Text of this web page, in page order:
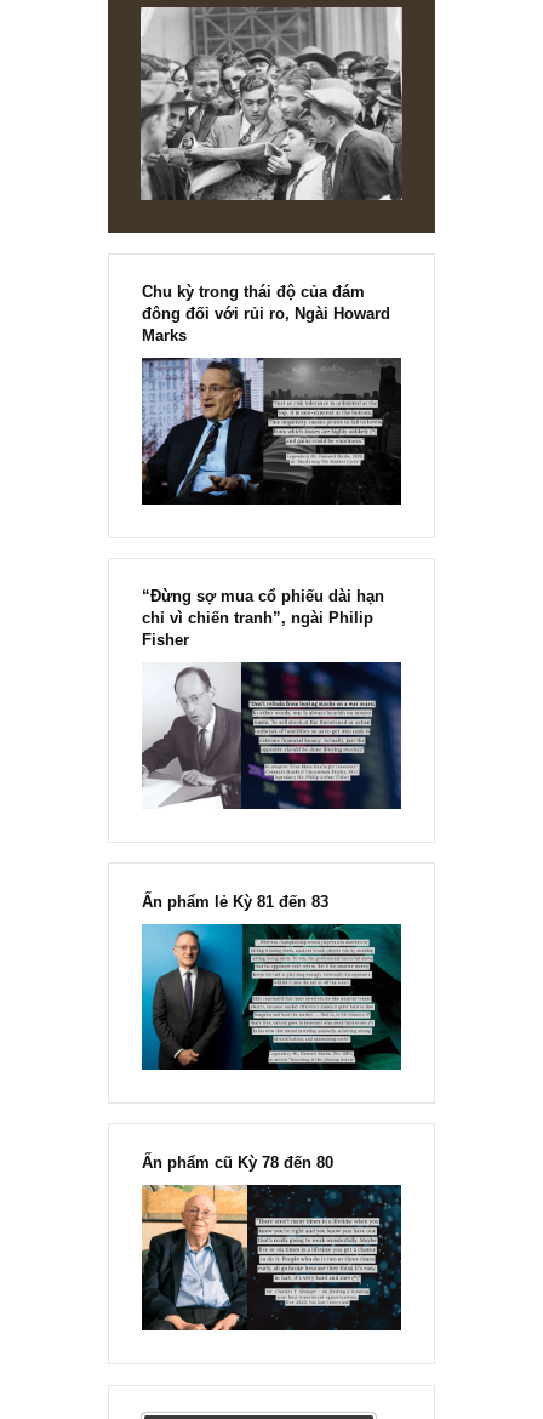
[Ấn phẩm kỳ 82], 36/36 trang,
chính thức phát hành!!
Chu kỳ trong thái độ của đám
đông đối với rủi ro, Ngài Howard
Marks
“Đừng sợ mua cổ phiếu dài hạn
chỉ vì chiến tranh”, ngài Philip
Fisher